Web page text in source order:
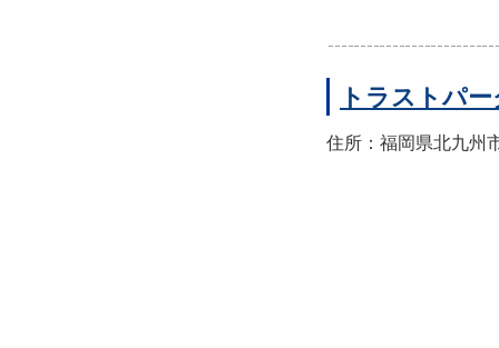
トラストパ
住所：福岡県北九州